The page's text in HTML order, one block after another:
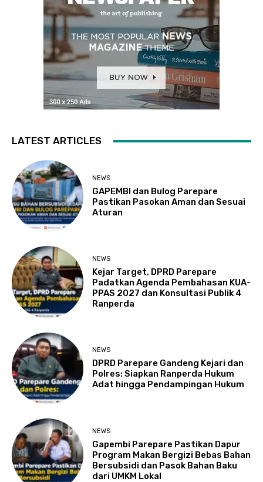
LATEST ARTICLES
NEWS
GAPEMBI dan Bulog Parepare
Pastikan Pasokan Aman dan Sesuai
Aturan
NEWS
Kejar Target, DPRD Parepare
Padatkan Agenda Pembahasan KUA-
PPAS 2027 dan Konsultasi Publik 4
Ranperda
NEWS
DPRD Parepare Gandeng Kejari dan
Polres: Siapkan Ranperda Hukum
Adat hingga Pendampingan Hukum
NEWS
Gapembi Parepare Pastikan Dapur
Program Makan Bergizi Bebas Bahan
Bersubsidi dan Pasok Bahan Baku
dari UMKM Lokal